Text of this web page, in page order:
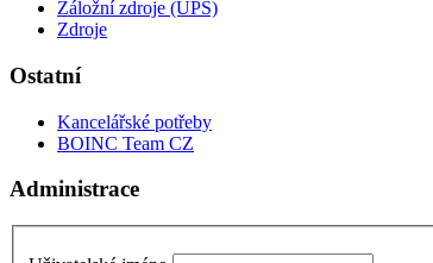
Záložní zdroje (UPS)
Zdroje
Ostatní
Kancelářské potřeby
BOINC Team CZ
Administrace